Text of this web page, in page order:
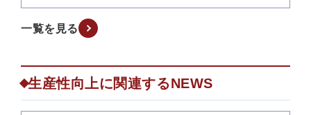
一覧を見る
生産性向上に関連するNEWS